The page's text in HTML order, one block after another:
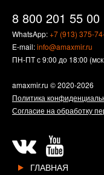
8 800 201 55 00
WhatsApp:+7 (913) 375-
E-mail:info@amaxmir.ru
ПН-ПТ с 9:00 до 18:00
amaxmir.ru © 2020-2026
Политика
Согласие на обработку
ГЛАВНАЯ